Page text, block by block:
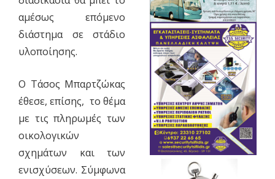
αμέσως επόμενο
διάστημα σε στάδιο
υλοποίησης.
Ο Τάσος Μπαρτζώκας
έθεσε, επίσης, το θέμα
με τις πληρωμές των
οικολογικών
σχημάτων και των
ενισχύσεων. Σύμφωνα